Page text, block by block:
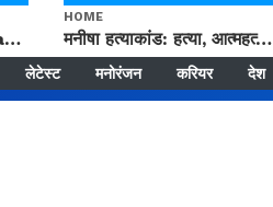
हम सनातनी..." सांसद kangana Ranaut से क्या बोली लड़की? Viral Jantar-Mantar | CJP protest
HOME
मनीषा हत्याकांड: हत्या, आत्महत्या या कोई बड़ा राज? | Full Story | Josh Haryana
लेटेस्ट मनोरंजन करियर देश